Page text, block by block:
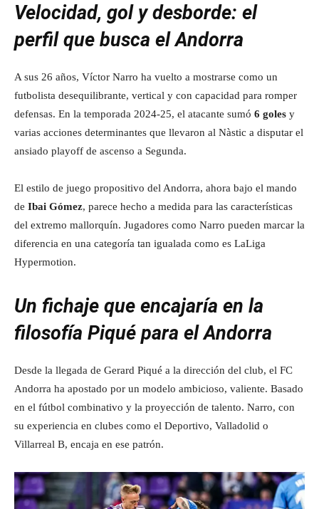
Velocidad, gol y desborde: el
perfil que busca el Andorra
A sus 26 años, Víctor Narro ha vuelto a mostrarse como un
futbolista desequilibrante, vertical y con capacidad para romper
defensas. En la temporada 2024-25, el atacante sumó 6 goles y
varias acciones determinantes que llevaron al Nàstic a disputar el
ansiado playoff de ascenso a Segunda.
El estilo de juego propositivo del Andorra, ahora bajo el mando
de Ibai Gómez, parece hecho a medida para las características
del extremo mallorquín. Jugadores como Narro pueden marcar la
diferencia en una categoría tan igualada como es LaLiga
Hypermotion.
Un fichaje que encajaría en la
filosofía Piqué para el Andorra
Desde la llegada de Gerard Piqué a la dirección del club, el FC
Andorra ha apostado por un modelo ambicioso, valiente. Basado
en el fútbol combinativo y la proyección de talento. Narro, con
su experiencia en clubes como el Deportivo, Valladolid o
Villarreal B, encaja en ese patrón.